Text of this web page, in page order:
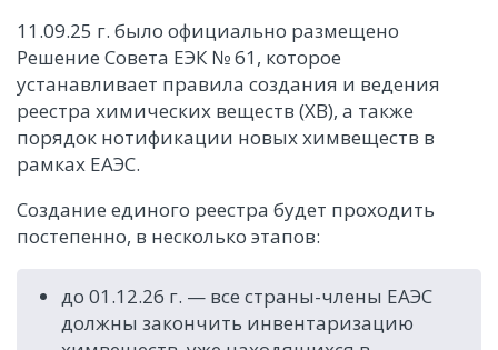
11.09.25 г. было официально размещено
Решение Совета ЕЭК № 61, которое
устанавливает правила создания и ведения
реестра химических веществ (ХВ), а также
порядок нотификации новых химвеществ в
рамках ЕАЭС.
Создание единого реестра будет проходить
постепенно, в несколько этапов:
до 01.12.26 г. — все страны-члены ЕАЭС
должны закончить инвентаризацию